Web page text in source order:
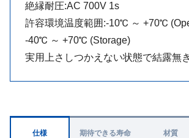
絶縁耐圧:AC 700V 1s
許容環境温度範囲:-10℃ ～ +70℃
-40℃ ～ +70℃ (Storage)
実用上さしつかえない状態で結露無
仕様 期待できる寿命 材質